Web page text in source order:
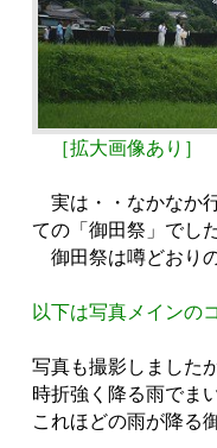
［拡大画像あり］
実は・・なかなか
ての「御田祭」でした
御田祭は噂どおり
以下は写真メインの
写真も撮影しました
時折強く降る雨でま
これほどの雨が降る